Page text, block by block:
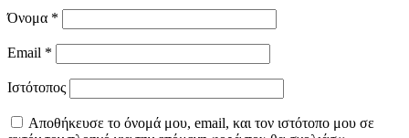
Όνομα *
Email *
Ιστότοπος
Αποθήκευσε το όνομά μου, email, και τον ιστότοπο μου σε